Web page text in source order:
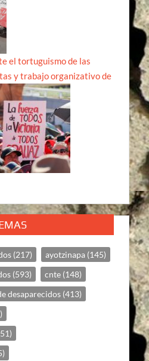
el tortuguismo de las
y trabajo organizativo de
(217) ayotzinapa (145)
(593) cnte (148)
desaparecidos (413)